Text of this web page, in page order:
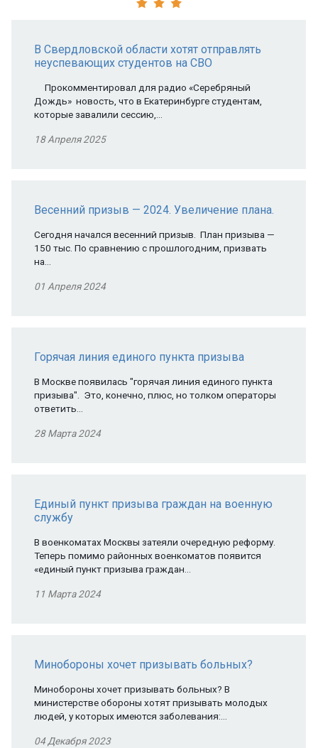
В Свердловской области хотят отправлять
неуспевающих студентов на СВО
Прокомментировал для радио «Серебряный
Дождь» новость, что в Екатеринбурге студентам,
которые завалили сессию,…
18 Апреля 2025
Весенний призыв — 2024. Увеличение плана.
Сегодня начался весенний призыв. План призыва —
150 тыс. По сравнению с прошлогодним, призвать
на…
01 Апреля 2024
Горячая линия единого пункта призыва
В Москве появилась "горячая линия единого пункта
призыва". Это, конечно, плюс, но толком операторы
ответить…
28 Марта 2024
Единый пункт призыва граждан на военную
службу
В военкоматах Москвы затеяли очередную реформу.
Теперь помимо районных военкоматов появится
«единый пункт призыва граждан…
11 Марта 2024
Минобороны хочет призывать больных?
Минобороны хочет призывать больных? В
министерстве обороны хотят призывать молодых
людей, у которых имеются заболевания:…
04 Декабря 2023